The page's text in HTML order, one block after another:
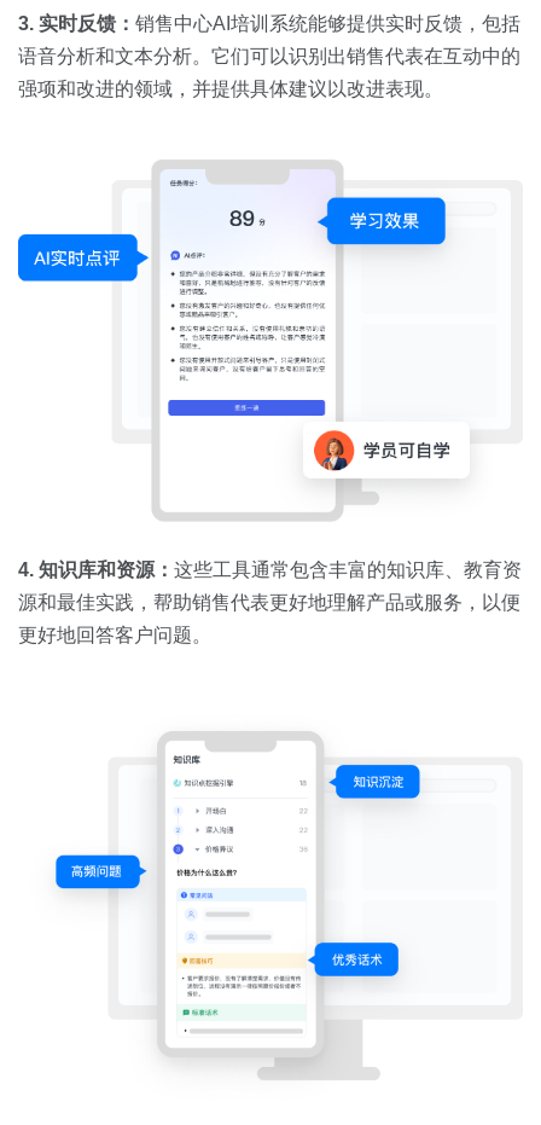
3. 实时反馈： 销售中心AI培训系统能够提供实时反馈，包括
语音分析和文本分析。它们可以识别出销售代表在互动中的
强项和改进的领域，并提供具体建议以改进表现。
4. 知识库和资源： 这些工具通常包含丰富的知识库、教育资
源和最佳实践，帮助销售代表更好地理解产品或服务，以便
更好地回答客户问题。